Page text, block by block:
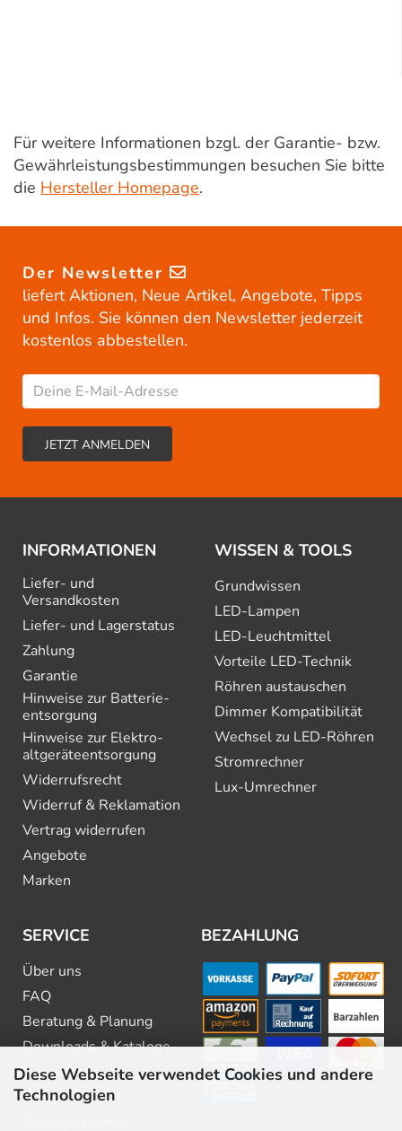
Diese Webseite verwendet Cookies und andere
Technologien
Für weitere Informationen bzgl. der Garantie- bzw.
Gewährleistungsbestimmungen besuchen Sie bitte
die Hersteller Homepage.
Der Newsletter
liefert Aktionen, Neue Artikel, Angebote, Tipps
und Infos. Sie können den Newsletter jederzeit
kostenlos abbestellen.
INFORMATIONEN
Liefer- und
Versandkosten
Liefer- und Lagerstatus
Zahlung
Garantie
Hinweise zur Batterie­
entsorgung
Hinweise zur Elektro­
altgeräte­entsorgung
Widerrufsrecht
Widerruf & Reklamation
Vertrag widerrufen
Angebote
Marken
WISSEN & TOOLS
Grundwissen
LED-Lampen
LED-Leuchtmittel
Vorteile LED-Technik
Röhren austauschen
Dimmer Kompatibilität
Wechsel zu LED-Röhren
Stromrechner
Lux-Umrechner
SERVICE
Über uns
FAQ
Beratung & Planung
Downloads & Kataloge
Newsletter
Barrierefreiheit
BEZAHLUNG